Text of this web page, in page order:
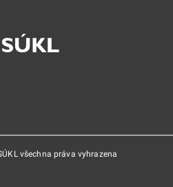
všechna práva vyhrazena